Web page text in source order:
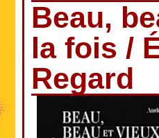
Beau,
la fois /
Regard